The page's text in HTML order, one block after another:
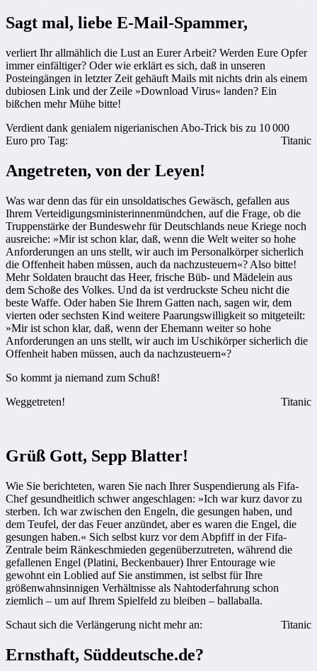
Sagt mal, liebe E-Mail-Spammer,
verliert Ihr allmählich die Lust an Eurer Arbeit? Werden Eure Opfer
immer einfältiger? Oder wie erklärt es sich, daß in unseren
Posteingängen in letzter Zeit gehäuft Mails mit nichts drin als einem
dubiosen Link und der Zeile »Download Virus« landen? Ein
bißchen mehr Mühe bitte!
Verdient dank genialem nigerianischen Abo-Trick bis zu 10 000
Euro pro Tag:
Titanic
Angetreten, von der Leyen!
Was war denn das für ein unsoldatisches Gewäsch, gefallen aus
Ihrem Verteidigungs­ministerinnenmündchen, auf die Frage, ob die
Truppenstärke der Bundeswehr für Deutschlands neue Kriege noch
ausreiche: »Mir ist schon klar, daß, wenn die Welt weiter so hohe
Anforderungen an uns stellt, wir auch im Personalkörper sicherlich
die Offenheit haben müssen, auch da nachzusteuern«? Also bitte!
Mehr Soldaten braucht das Heer, frische Büb- und Mädelein aus
dem Schoße des Volkes. Und da ist verdruckste Scheu nicht die
beste Waffe. Oder haben Sie Ihrem Gatten nach, sagen wir, dem
vierten oder sechsten Kind weitere Paarungswilligkeit so mitgeteilt:
»Mir ist schon klar, daß, wenn der Ehemann weiter so hohe
Anforderungen an uns stellt, wir auch im Uschikörper sicherlich die
Offenheit haben müssen, auch da nachzusteuern«?
So kommt ja niemand zum Schuß!
Weggetreten!
Titanic
Grüß Gott, Sepp Blatter!
Wie Sie berichteten, waren Sie nach Ihrer Suspendierung als Fifa-
Chef gesundheitlich schwer angeschlagen: »Ich war kurz davor zu
sterben. Ich war zwischen den Engeln, die gesungen haben, und
dem Teufel, der das Feuer anzündet, aber es waren die Engel, die
gesungen haben.« Sich selbst kurz vor dem Abpfiff in der Fifa-
Zentrale beim Ränkeschmieden gegenüberzutreten, während die
gefallenen Engel (Platini, Beckenbauer) Ihrer Entourage wie
gewohnt ein Loblied auf Sie anstimmen, ist selbst für Ihre
größenwahnsinnigen Verhältnisse als Nahtoderfahrung schon
ziemlich – um auf Ihrem Spielfeld zu bleiben – ballaballa.
Schaut sich die Verlängerung nicht mehr an:
Titanic
Ernsthaft, Süddeutsche.de?